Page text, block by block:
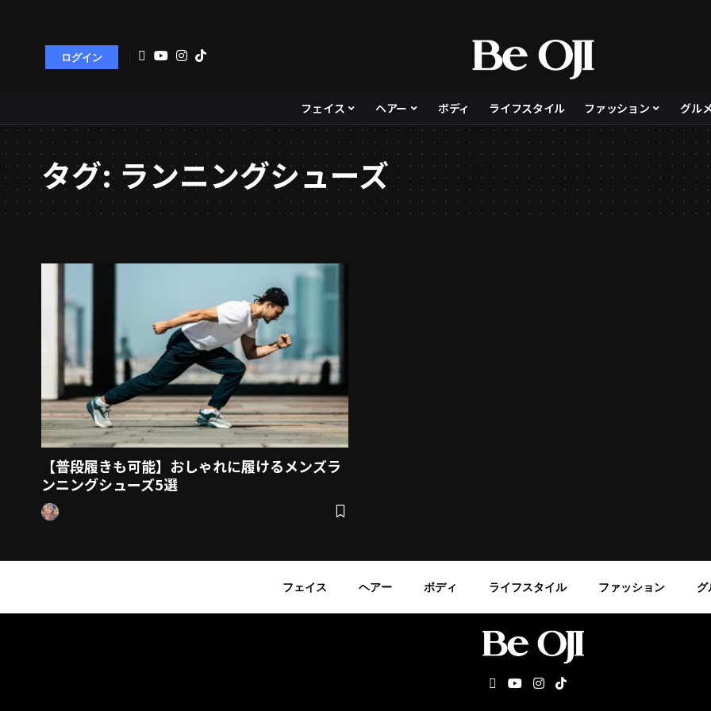
ログイン
フェイス ヘアー ボディ ライフスタイル ファッション グル
タグ: ランニングシューズ
【普段履きも可能】おしゃれに履けるメンズラ
ンニングシューズ5選
フェイス ヘアー ボディ ライフスタイル ファッション グ